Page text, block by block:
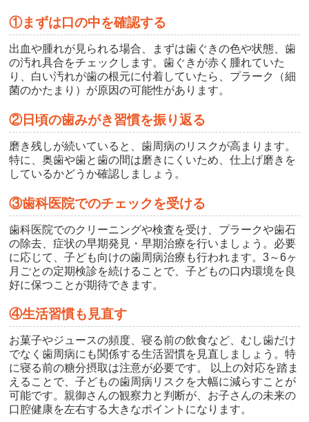
①まずは口の中を確認する
出血や腫れが見られる場合、まずは歯ぐきの色や状態、歯
の汚れ具合をチェックします。歯ぐきが赤く腫れていた
り、白い汚れが歯の根元に付着していたら、プラーク（細
菌のかたまり）が原因の可能性があります。
②日頃の歯みがき習慣を振り返る
磨き残しが続いていると、歯周病のリスクが高まります。
特に、奥歯や歯と歯の間は磨きにくいため、仕上げ磨きを
しているかどうか確認しましょう。
③歯科医院でのチェックを受ける
歯科医院でのクリーニングや検査を受け、プラークや歯石
の除去、症状の早期発見・早期治療を行いましょう。必要
に応じて、子ども向けの歯周病治療も行われます。3～6ヶ
月ごとの定期検診を続けることで、子どもの口内環境を良
好に保つことが期待できます。
④生活習慣も見直す
お菓子やジュースの頻度、寝る前の飲食など、むし歯だけ
でなく歯周病にも関係する生活習慣を見直しましょう。特
に寝る前の糖分摂取は注意が必要です。 以上の対応を踏ま
えることで、子どもの歯周病リスクを大幅に減らすことが
可能です。親御さんの観察力と判断が、お子さんの未来の
口腔健康を左右する大きなポイントになります。